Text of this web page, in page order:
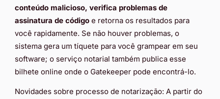
conteúdo malicioso, verifica problemas de
assinatura de código e retorna os resultados para
você rapidamente. Se não houver problemas, o
sistema gera um tíquete para você grampear em seu
software; o serviço notarial também publica esse
bilhete online onde o Gatekeeper pode encontrá-lo.
Novidades sobre processo de notarização: A partir do